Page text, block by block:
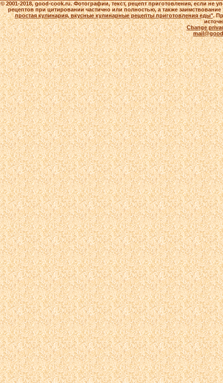
© 2001-2018, good-cook.ru. Фотографии, текст, рецепт приготовления, если не
рецептов при цитировании частично или полностью, а также
простая кулинария, вкусные кулинарные рецепты приготовления еды".
Change